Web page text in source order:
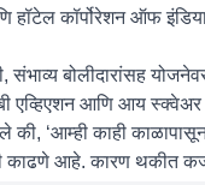
हॉटेल कॉर्पोरेशन ऑफ
संभाव्य बोलीदारांसह
आणि आय स्क्वेअर
की, ‘आम्ही काही
काढणे आहे. कारण थकीत